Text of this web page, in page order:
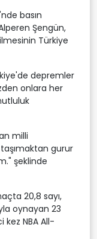
basın
Şengün,
Türkiye
depremler
onlara her
milli
taşımaktan gurur
şeklinde
20,8 sayı,
oynayan 23
kez NBA All-